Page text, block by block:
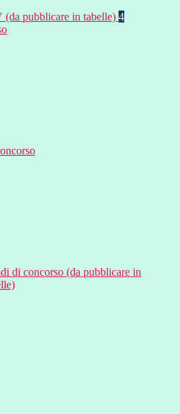
(da pubblicare in tabelle) 4
di concorso (da pubblicare in